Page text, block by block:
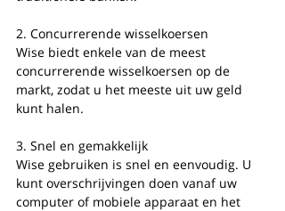
2. Concurrerende wisselkoersen
Wise biedt enkele van de meest
concurrerende wisselkoersen op de
markt, zodat u het meeste uit uw geld
kunt halen.
3. Snel en gemakkelijk
Wise gebruiken is snel en eenvoudig. U
kunt overschrijvingen doen vanaf uw
computer of mobiele apparaat en het